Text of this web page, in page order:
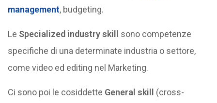
management, budgeting.
Le Specialized industry skill sono competenze
specifiche di una determinate industria o settore,
come video ed editing nel Marketing.
Ci sono poi le cosiddette General skill (cross-